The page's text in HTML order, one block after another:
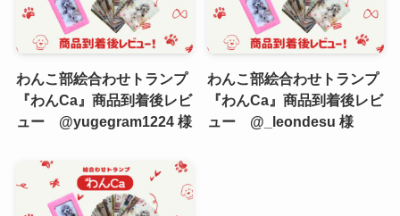
わんこ部絵合わせトランプ
『わんCa』商品到着後レビ
ュー @yugegram1224 様
わんこ部絵合わせトランプ
『わんCa』商品到着後レビ
ュー @_leondesu 様